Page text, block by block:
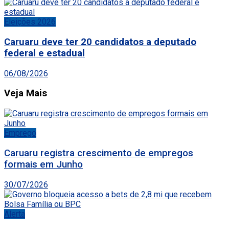
Eleições 2026
Caruaru deve ter 20 candidatos a deputado
federal e estadual
06/08/2026
Veja Mais
Emprego
Caruaru registra crescimento de empregos
formais em Junho
30/07/2026
Alerta